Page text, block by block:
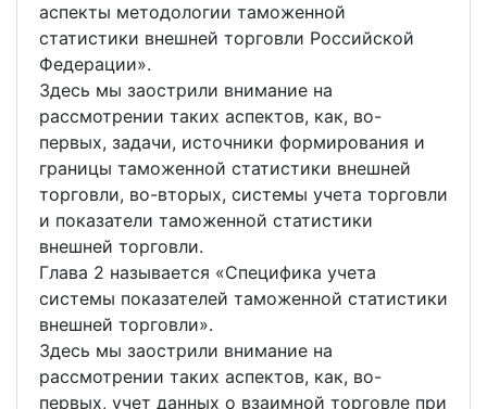
аспекты методологии таможенной
статистики внешней торговли Российской
Федерации».
Здесь мы заострили внимание на
рассмотрении таких аспектов, как, во-
первых, задачи, источники формирования и
границы таможенной статистики внешней
торговли, во-вторых, системы учета торговли
и показатели таможенной статистики
внешней торговли.
Глава 2 называется «Специфика учета
системы показателей таможенной статистики
внешней торговли».
Здесь мы заострили внимание на
рассмотрении таких аспектов, как, во-
первых, учет данных о взаимной торговле при